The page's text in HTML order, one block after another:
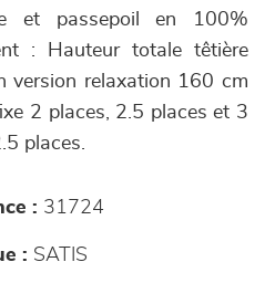
et passepoil en 100%
: Hauteur totale têtière
version relaxation 160 cm
2 places, 2.5 places et 3
places.
: 31724
: SATIS